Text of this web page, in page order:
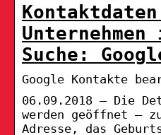
Suche:
Google Kontakte
06.09.2018 — Die
werden geöffnet –
Adresse, das